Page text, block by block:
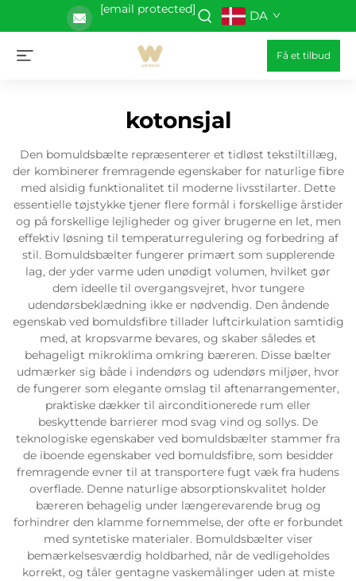
[email protected] DA
Få et tilbud
kotonsjal
Den bomuldsbælte repræsenterer et tidløst tekstiltillæg,
der kombinerer fremragende egenskaber for naturlige fibre
med alsidig funktionalitet til moderne livsstilarter. Dette
essentielle tøjstykke tjener flere formål i forskellige årstider
og på forskellige lejligheder og giver brugerne en let, men
effektiv løsning til temperaturregulering og forbedring af
stil. Bomuldsbælter fungerer primært som supplerende
lag, der yder varme uden unødigt volumen, hvilket gør
dem ideelle til overgangsvejret, hvor tungere
udendørsbeklædning ikke er nødvendig. Den åndende
egenskab ved bomuldsfibre tillader luftcirkulation samtidig
med, at kropsvarme bevares, og skaber således et
behageligt mikroklima omkring bæreren. Disse bælter
udmærker sig både i indendørs og udendørs miljøer, hvor
de fungerer som elegante omslag til aftenarrangementer,
praktiske dækker til airconditionerede rum eller
beskyttende barrierer mod svag vind og sollys. De
teknologiske egenskaber ved bomuldsbælter stammer fra
de iboende egenskaber ved bomuldsfibre, som besidder
fremragende evner til at transportere fugt væk fra hudens
overflade. Denne naturlige absorptionskvalitet holder
bæreren behagelig under længerevarende brug og
forhindrer den klamme fornemmelse, der ofte er forbundet
med syntetiske materialer. Bomuldsbælter viser
bemærkelsesværdig holdbarhed, når de vedligeholdes
korrekt, og tåler gentagne vaskemålinger uden at miste